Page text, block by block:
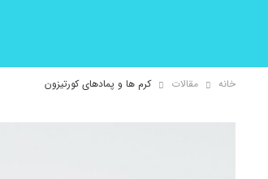
خانه مقالات کرم ها و پمادهای کورتیزون